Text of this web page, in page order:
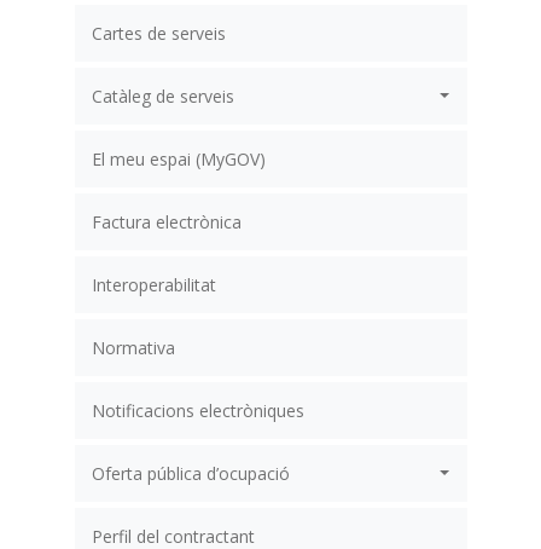
Cartes de serveis
Catàleg de serveis
El meu espai (MyGOV)
Factura electrònica
Interoperabilitat
Normativa
Notificacions electròniques
Oferta pública d’ocupació
Perfil del contractant